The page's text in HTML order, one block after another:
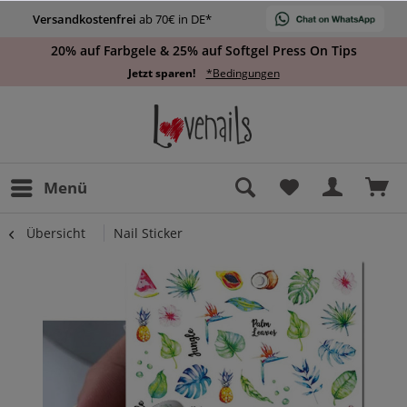
Versandkostenfrei ab 70€ in DE*
20% auf Farbgele & 25% auf Softgel Press On Tips
Jetzt sparen! *Bedingungen
Menü
Übersicht Nail Sticker